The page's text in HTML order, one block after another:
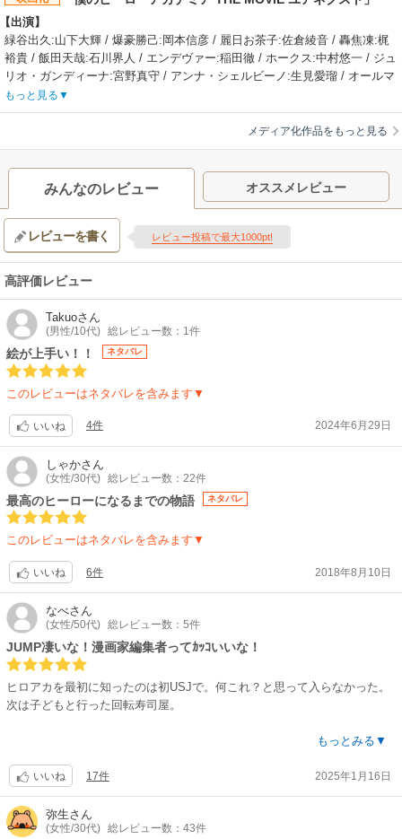
出演】
緑谷出久:山下大輝 / 爆豪勝己:岡本信彦 / 麗日お茶子:佐倉綾音 / 轟焦凍:梶
裕貴 / 飯田天哉:石川界人 / エンデヴァー:稲田徹 / ホークス:中村悠一 / ジュ
リオ・ガンディーナ:宮野真守 / アンナ・シェルビーノ:生見愛瑠 / オールマ
イト／ダークマイト:三宅健太
あらすじ】
次は、君だ―—。超常能力“個性”を持つ人間が当たり前になった世界
で、“平和の象徴”と呼ばれたかつてのNo.1ヒーロー・オールマイトが“悪の
帝王”との死闘を制した直後に発した言葉。オールマイトがNo,1ヒーローの
座を退いた後も、彼のヒーローの意志は、出久たち雄英高校ヒーロー科に
受け継がれた。出久たちが雄英2年目の春に勃発した、ヒーローvs敵＜ヴィ
ラン＞の全面戦争。出久は恐るべき力を手に入れた死柄木弔と対峙、激し
くぶつかり合う。ヒーローと敵＜ヴィラン＞の双方が大きなダメージを受
け、死柄木の撤退により戦いは一旦の終結を見るが、再び相まみえる決戦
の時は刻一刻と近づいていた。そんな全面戦争の影響で荒廃した社会に突
如、謎の巨大要塞が現れ、次々と街や人を飲み込んでいく。そして出久た
ちの前に、“平和の象徴”を思わせる男が立ちはだかり……
制作会社】
ボンズ
スタッフ情報】
原作・総監修・キャラクター原案:堀越耕平（「週刊少年ジャンプ」集英社
刊）
監督:岡村天斎
脚本:黒田洋介 / メインキャラクターデザイン:馬越嘉彦 / キャラクターデザ
監督:三間雅文 / アニメーションアドバイザー:長崎健司 / 製作委員会:東
宝、讀賣テレビ、集英社、ボンズ、日本テレビ、電通、ソニー・ミュージ
ックエンタテインメント、ムービック / 配給:東宝
音楽】
主題歌:Vaundy「ホムンクルス」 / ED:Vaundy「Gift」
公開日】
2024年8月2日
関連リンク】
公式サイト「僕のヒーローアカデミア THE MOVIE ユアネクスト」
もっと見る
メディア化作品をもっと見る
みんなのレビュー オススメレビュー
レビューを書く レビュー投稿で最大1000pt!
高評価レビュー
Takuoさん
(男性/10代) 総レビュー数：1件
絵が上手い！！ ネタバレ
このレビューはネタバレを含みます▼
いいね 4件 2024年6月29日
しゃかさん
(女性/30代) 総レビュー数：22件
最高のヒーローになるまでの物語 ネタバレ
このレビューはネタバレを含みます▼
いいね 6件 2018年8月10日
なべさん
(女性/50代) 総レビュー数：5件
JUMP凄いな！漫画家編集者ってｶｯｺいいな！
ヒロアカを最初に知ったのは初USJで。何これ？と思って入らなかった。
次は子どもと行った回転寿司屋。
流行ってるのかーと思い無料で読み始めて、そのまま放置して、ヒロアカ
子ども達はカッコいい！楽しかった！感動した！と記憶に残る思い出の作
品になっただろうな。
まだ作者のメッセージが読み取れない子も多いだろうし、読解力の低下著
もっとみる▼
いいね 17件 2025年1月16日
弥生さん
(女性/30代) 総レビュー数：43件